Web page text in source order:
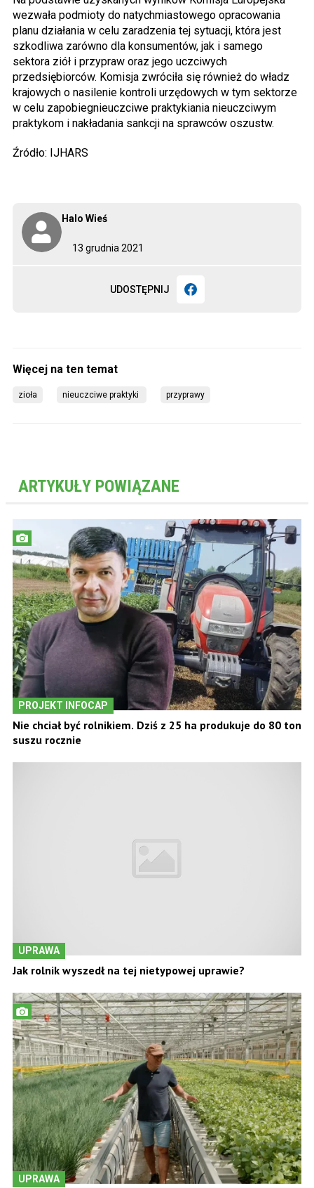
13 grudnia 2021
Halo Wieś
UDOSTĘPNIJ
wezwała podmioty do natychmiastowego opracowania
planu działania w celu zaradzenia tej sytuacji, która jest
szkodliwa zarówno dla konsumentów, jak i samego
sektora ziół i przypraw oraz jego uczciwych
przedsiębiorców. Komisja zwróciła się również do władz
krajowych o nasilenie kontroli urzędowych w tym sektorze
w celu zapobiegnieuczciwe praktykiania nieuczciwym
praktykom i nakładania sankcji na sprawców oszustw.
Źródło: IJHARS
zioła nieuczciwe praktyki przyprawy
ARTYKUŁY POWIĄZANE
PROJEKT INFOCAP
Nie chciał być rolnikiem. Dziś z 25 ha produkuje do 80 ton
suszu rocznie
UPRAWA
Jak rolnik wyszedł na tej nietypowej uprawie?
UPRAWA